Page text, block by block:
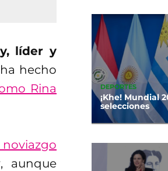
líder y
hecho
Rina
aunque
DEPORTES
¡Khe! Mundial
selecciones